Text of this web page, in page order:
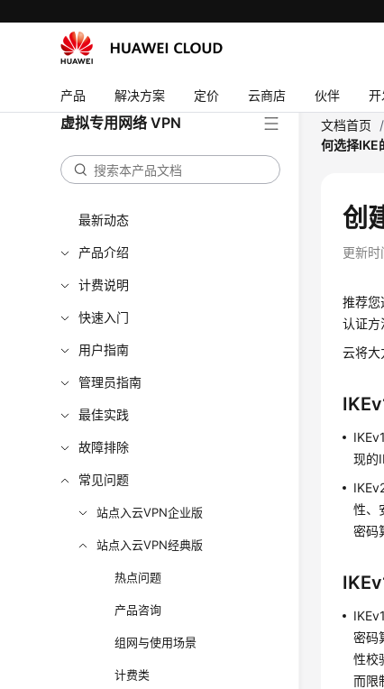
产品 解决方案 定价 云商店 伙伴 开
虚拟专用网络 VPN
最新动态
产品介绍
计费说明
快速入门
用户指南
管理员指南
最佳实践
故障排除
常见问题
站点入云VPN企业版
站点入云VPN经典版
热点问题
产品咨询
组网与使用场景
计费类
文档首页 /
何选择IKE
创
更新时
推荐您
认证方
云将大
现的
性、
密码
密码
性校
而限